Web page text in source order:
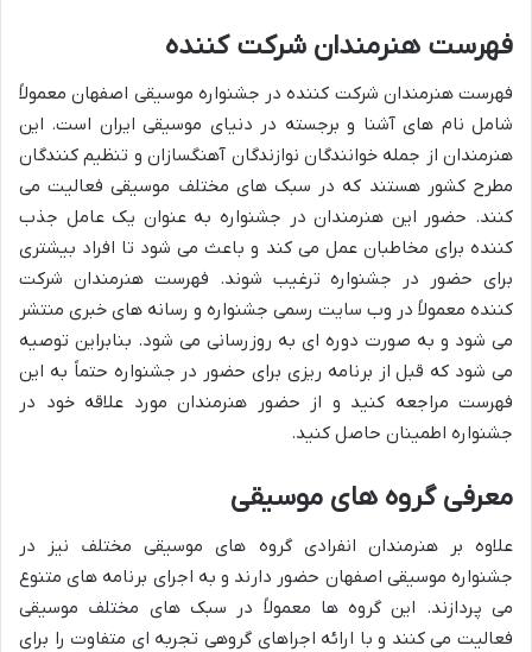
فهرست هنرمندان شرکت کننده
فهرست هنرمندان شرکت کننده در جشنواره موسیقی اصفهان معمولاً
شامل نام های آشنا و برجسته در دنیای موسیقی ایران است. این
هنرمندان از جمله خوانندگان نوازندگان آهنگسازان و تنظیم کنندگان
مطرح کشور هستند که در سبک های مختلف موسیقی فعالیت می
کنند. حضور این هنرمندان در جشنواره به عنوان یک عامل جذب
کننده برای مخاطبان عمل می کند و باعث می شود تا افراد بیشتری
برای حضور در جشنواره ترغیب شوند. فهرست هنرمندان شرکت
کننده معمولاً در وب سایت رسمی جشنواره و رسانه های خبری منتشر
می شود و به صورت دوره ای به روزرسانی می شود. بنابراین توصیه
می شود که قبل از برنامه ریزی برای حضور در جشنواره حتماً به این
فهرست مراجعه کنید و از حضور هنرمندان مورد علاقه خود در
جشنواره اطمینان حاصل کنید.
معرفی گروه های موسیقی
علاوه بر هنرمندان انفرادی گروه های موسیقی مختلف نیز در
جشنواره موسیقی اصفهان حضور دارند و به اجرای برنامه های متنوع
می پردازند. این گروه ها معمولاً در سبک های مختلف موسیقی
فعالیت می کنند و با ارائه اجراهای گروهی تجربه ای متفاوت را برای